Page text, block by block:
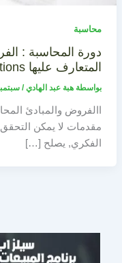
محاسبة
دورة المحاسبة :
المتعارف عليها Accounting Assumptions
بواسطة هبة عبد الهادي/ سبتمبر 8,
االفروض والمبادئ
مقدمات لا يمكن
الفكري, يصلح […]